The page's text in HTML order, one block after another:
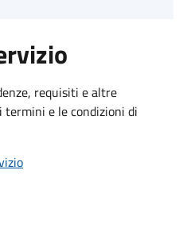
requisiti e altre
e le condizioni di